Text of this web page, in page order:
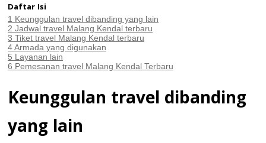
Daftar Isi
1 Keunggulan travel dibanding yang lain
2 Jadwal travel Malang Kendal terbaru
3 Tiket travel Malang Kendal terbaru
4Armada yang digunakan
5 Layanan lain
6 Pemesanan travel Malang Kendal Terbaru
Keunggulan travel dibanding
yang lain